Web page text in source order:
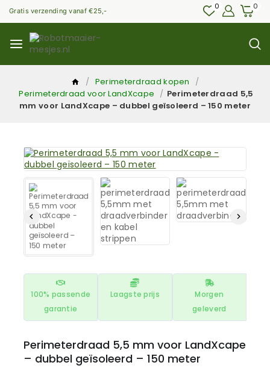
Gratis verzending vanaf €25,- 0 0
/ Perimeterdraad kopen
/
Perimeterdraad voor LandXcape / Perimeterdraad 5,5
mm voor LandXcape – dubbel geïsoleerd – 150 meter
100% passende
garantie
Laagste prijs
Morgen
geleverd
Perimeterdraad 5,5 mm voor LandXcape
– dubbel geïsoleerd – 150 meter